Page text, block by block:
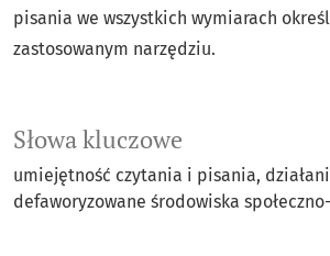
Słowa kluczowe
umiejętność czytania i pisania
defaworyzowane środowiska
pisania we wszystkich wymiarach
zastosowanym narzędziu.